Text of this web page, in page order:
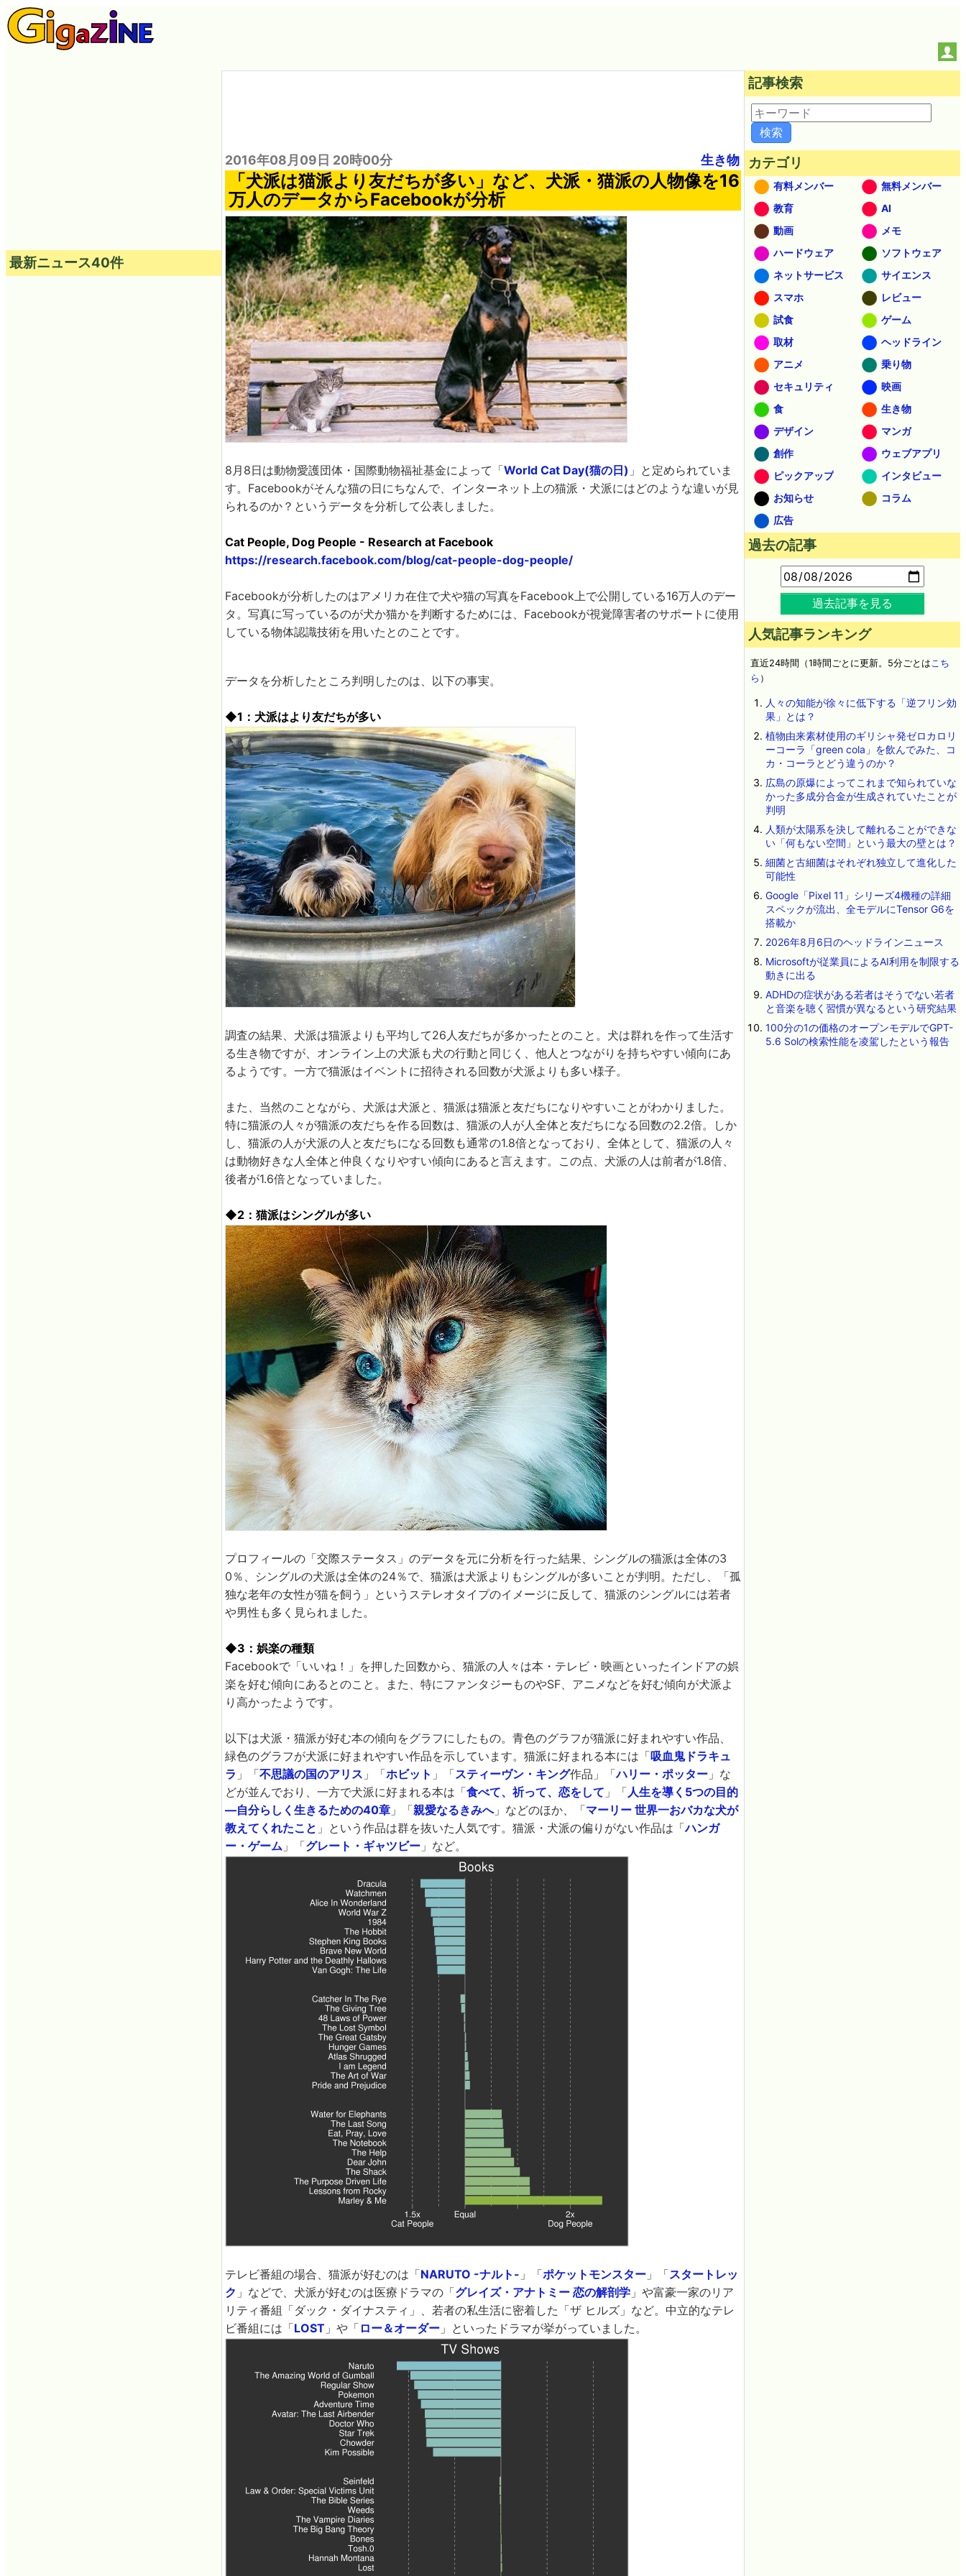
2016年08月09日 20時00分 生き物
「犬派は猫派より友だちが多い」など、犬派・猫派の人物像を16
万人のデータからFacebookが分析
8月8日は動物愛護団体・国際動物福祉基金によって「World Cat Day(猫の日) 」と定められていま
す。Facebookがそんな猫の日にちなんで、インターネット上の猫派・犬派にはどのような違いが見
られるのか？というデータを分析して公表しました。
Cat People, Dog People - Research at Facebook
https://research.facebook.com/blog/cat-people-dog-people/
Facebookが分析したのはアメリカ在住で犬や猫の写真をFacebook上で公開している16万人のデー
タ。写真に写っているのが犬か猫かを判断するためには、Facebookが視覚障害者のサポートに使用
している物体認識技術を用いたとのことです。
データを分析したところ判明したのは、以下の事実。
◆1：犬派はより友だちが多い
調査の結果、犬派は猫派よりも平均して26人友だちが多かったとのこと。犬は群れを作って生活す
る生き物ですが、オンライン上の犬派も犬の行動と同じく、他人とつながりを持ちやすい傾向にあ
るようです。一方で猫派はイベントに招待される回数が犬派よりも多い様子。
また、当然のことながら、犬派は犬派と、猫派は猫派と友だちになりやすいことがわかりました。
特に猫派の人々が猫派の友だちを作る回数は、猫派の人が人全体と友だちになる回数の2.2倍。しか
し、猫派の人が犬派の人と友だちになる回数も通常の1.8倍となっており、全体として、猫派の人々
は動物好きな人全体と仲良くなりやすい傾向にあると言えます。この点、犬派の人は前者が1.8倍、
後者が1.6倍となっていました。
◆2：猫派はシングルが多い
プロフィールの「交際ステータス」のデータを元に分析を行った結果、シングルの猫派は全体の3
0％、シングルの犬派は全体の24％で、猫派は犬派よりもシングルが多いことが判明。ただし、「孤
独な老年の女性が猫を飼う」というステレオタイプのイメージに反して、猫派のシングルには若者
や男性も多く見られました。
◆3：娯楽の種類
Facebookで「いいね！」を押した回数から、猫派の人々は本・テレビ・映画といったインドアの娯
楽を好む傾向にあるとのこと。また、特にファンタジーものやSF、アニメなどを好む傾向が犬派よ
り高かったようです。
以下は犬派・猫派が好む本の傾向をグラフにしたもの。青色のグラフが猫派に好まれやすい作品、
緑色のグラフが犬派に好まれやすい作品を示しています。猫派に好まれる本には「吸血鬼ドラキュ
ラ 」「不思議の国のアリス 」「ホビット 」「スティーヴン・キング作品」「ハリー・ポッター 」な
どが並んでおり、一方で犬派に好まれる本は「食べて、祈って、恋をして 」「 人生を導く5つの目的
―自分らしく生きるための40章 」「親愛なるきみへ」などのほか、「マーリー 世界一おバカな犬が
教えてくれたこと 」という作品は群を抜いた人気です。猫派・犬派の偏りがない作品は「ハンガ
ー・ゲーム 」「グレート・ギャツビー 」など。
テレビ番組の場合、猫派が好むのは「NARUTO -ナルト- 」「ポケットモンスター 」「スタートレッ
ク 」などで、犬派が好むのは医療ドラマの「グレイズ・アナトミー 恋の解剖学 」や富豪一家のリア
リティ番組「ダック・ダイナスティ」、若者の私生活に密着した「ザ ヒルズ」など。中立的なテレ
ビ番組には「LOST 」や「 ロー＆オーダー 」といったドラマが挙がっていました。
最新ニュース40件
記事検索
カテゴリ
有料メンバー
無料メンバー
教育
AI
動画
メモ
ハードウェア
ソフトウェア
ネットサービス
サイエンス
スマホ
レビュー
試食
ゲーム
取材
ヘッドライン
アニメ
乗り物
セキュリティ
映画
食
生き物
デザイン
マンガ
創作
ウェブアプリ
ピックアップ
インタビュー
お知らせ
コラム
広告
過去の記事
過去記事を見る
人気記事ランキング
直近24時間（1時間ごとに更新。5分ごとはこち
ら ）
人々の知能が徐々に低下する「逆フリン効
果」とは？
植物由来素材使用のギリシャ発ゼロカロリ
ーコーラ「green cola」を飲んでみた、コ
カ・コーラとどう違うのか？
広島の原爆によってこれまで知られていな
かった多成分合金が生成されていたことが
判明
人類が太陽系を決して離れることができな
い「何もない空間」という最大の壁とは？
細菌と古細菌はそれぞれ独立して進化した
可能性
Google「Pixel 11」シリーズ4機種の詳細
スペックが流出、全モデルにTensor G6を
搭載か
2026年8月6日のヘッドラインニュース
Microsoftが従業員によるAI利用を制限する
動きに出る
ADHDの症状がある若者はそうでない若者
と音楽を聴く習慣が異なるという研究結果
100分の1の価格のオープンモデルでGPT-
5.6 Solの検索性能を凌駕したという報告